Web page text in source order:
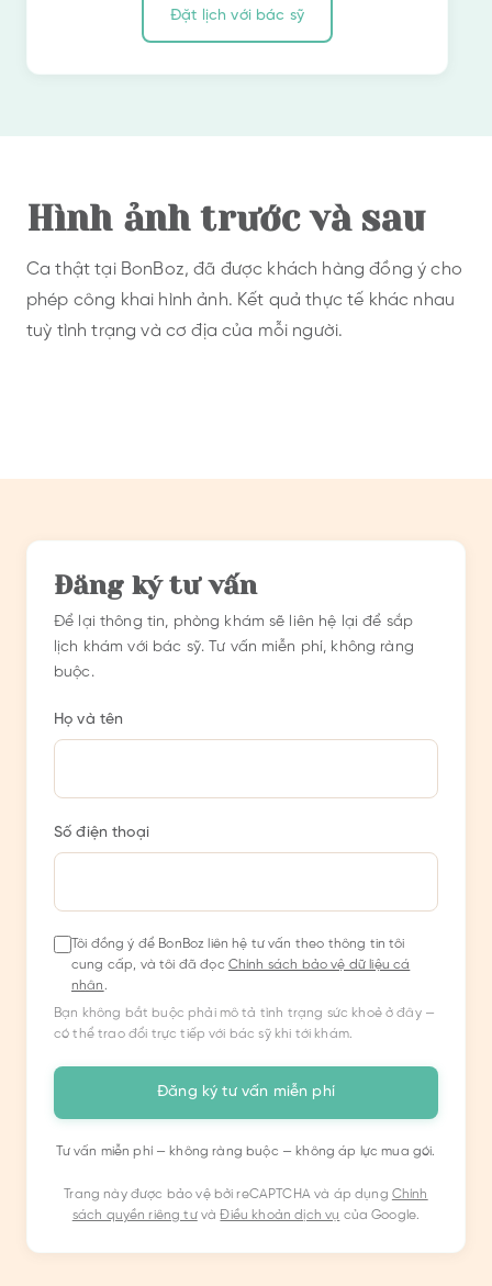
Đặt lịch với bác sỹ
Hình ảnh trước và sau
Ca thật tại BonBoz, đã được khách hàng đồng ý cho
phép công khai hình ảnh. Kết quả thực tế khác nhau
tuỳ tình trạng và cơ địa của mỗi người.
Đăng ký tư vấn
Để lại thông tin, phòng khám sẽ liên hệ lại để sắp
lịch khám với bác sỹ. Tư vấn miễn phí, không ràng
buộc.
Họ và tên
Số điện thoại
Tôi đồng ý để BonBoz liên hệ tư vấn theo thông tin tôi
cung cấp, và tôi đã đọc Chính sách bảo vệ dữ liệu cá
nhân.
Bạn không bắt buộc phải mô tả tình trạng sức khoẻ ở đây —
có thể trao đổi trực tiếp với bác sỹ khi tới khám.
Đăng ký tư vấn miễn phí
Tư vấn miễn phí — không ràng buộc — không áp lực mua gói.
Trang này được bảo vệ bởi reCAPTCHA và áp dụng Chính
sách quyền riêng tư và Điều khoản dịch vụ của Google.